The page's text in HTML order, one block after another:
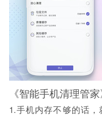
《智能手机清理管
1.手机内存不够的话